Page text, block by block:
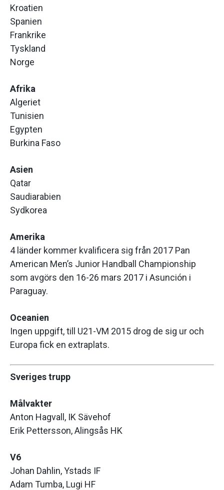
Kroatien
Spanien
Frankrike
Tyskland
Norge
Afrika
Algeriet
Tunisien
Egypten
Burkina Faso
Asien
Qatar
Saudiarabien
Sydkorea
Amerika
4 länder kommer kvalificera sig från 2017 Pan
American Men’s Junior Handball Championship
som avgörs den 16-26 mars 2017 i Asunción i
Paraguay.
Oceanien
Ingen uppgift, till U21-VM 2015 drog de sig ur och
Europa fick en extraplats.
Sveriges trupp
Målvakter
Anton Hagvall, IK Sävehof
Erik Pettersson, Alingsås HK
V6
Johan Dahlin, Ystads IF
Adam Tumba, Lugi HF